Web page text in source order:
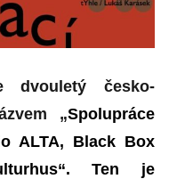
dvouletý česko-
„Spolupráce
ALTA, Black Box
Ten je